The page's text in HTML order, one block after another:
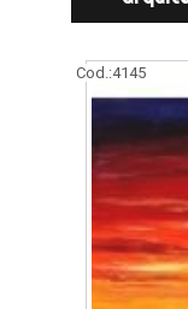
Cod.:4145